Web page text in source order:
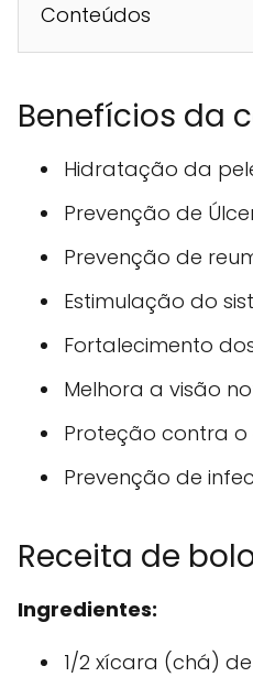
Conteúdos
Benefícios da
Hidratação da
Prevenção de
Prevenção de
Estimulação do
Fortalecimento
Melhora a visão
Proteção contra o
Prevenção de
Receita de
Ingredientes:
1/2 xícara (chá)